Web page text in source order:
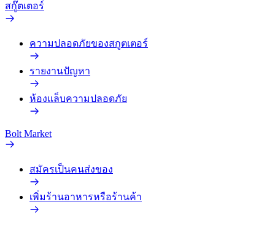
สกู๊ตเตอร์
ความปลอดภัยของสกูตเตอร์
รายงานปัญหา
ห้องแล็บความปลอดภัย
Bolt Market
สมัครเป็นคนส่งของ
เพิ่มร้านอาหารหรือร้านค้า